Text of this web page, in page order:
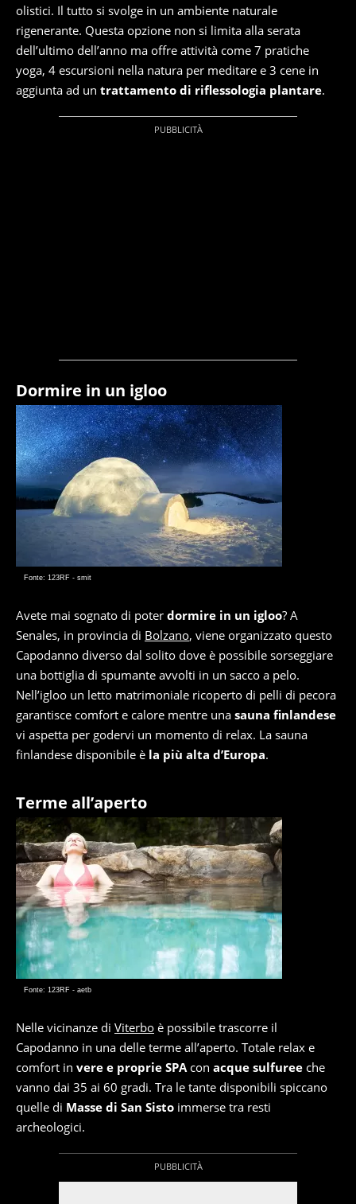
olistici. Il tutto si svolge in un ambiente naturale
rigenerante. Questa opzione non si limita alla serata
dell’ultimo dell’anno ma offre attività come 7 pratiche
yoga, 4 escursioni nella natura per meditare e 3 cene in
aggiunta ad un trattamento di riflessologia plantare.
Dormire in un igloo
Fonte: 123RF - smit
Avete mai sognato di poter dormire in un igloo? A
Senales, in provincia di Bolzano, viene organizzato questo
Capodanno diverso dal solito dove è possibile sorseggiare
una bottiglia di spumante avvolti in un sacco a pelo.
Nell’igloo un letto matrimoniale ricoperto di pelli di pecora
garantisce comfort e calore mentre una sauna finlandese
vi aspetta per godervi un momento di relax. La sauna
finlandese disponibile è la più alta d’Europa.
Terme all’aperto
Fonte: 123RF - aetb
Nelle vicinanze di Viterbo è possibile trascorre il
Capodanno in una delle terme all’aperto. Totale relax e
comfort in vere e proprie SPAcon acque sulfuree che
vanno dai 35 ai 60 gradi. Tra le tante disponibili spiccano
quelle di Masse di San Sisto immerse tra resti
archeologici.